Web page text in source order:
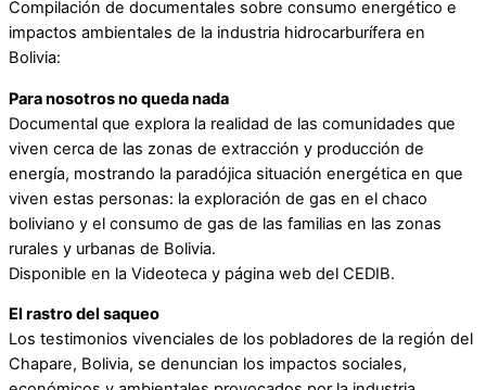
Compilación de documentales sobre consumo energético e
impactos ambientales de la industria hidrocarburífera en
Bolivia:
Para nosotros no queda nada
Documental que explora la realidad de las comunidades que
viven cerca de las zonas de extracción y producción de
energía, mostrando la paradójica situación energética en que
viven estas personas: la exploración de gas en el chaco
boliviano y el consumo de gas de las familias en las zonas
rurales y urbanas de Bolivia.
Disponible en la Videoteca y página web del CEDIB.
El rastro del saqueo
Los testimonios vivenciales de los pobladores de la región del
Chapare, Bolivia, se denuncian los impactos sociales,